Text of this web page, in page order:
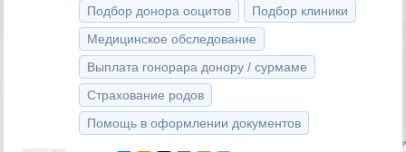
Подбор донора ооцитов
Подбор клиники
Медицинское обследование
Выплата гонорара донору / сурмаме
Страхование родов
Помощь в оформлении документов